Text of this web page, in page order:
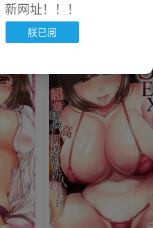
新网址！！！
朕已阅